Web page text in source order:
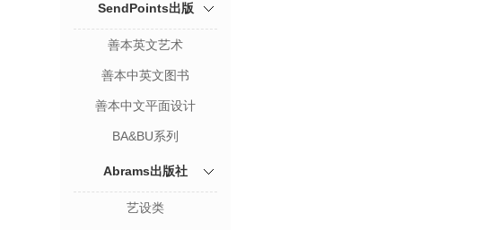
SendPoints出版
善本英文艺术
善本中英文图书
善本中文平面设计
BA&BU系列
Abrams出版社
艺设类